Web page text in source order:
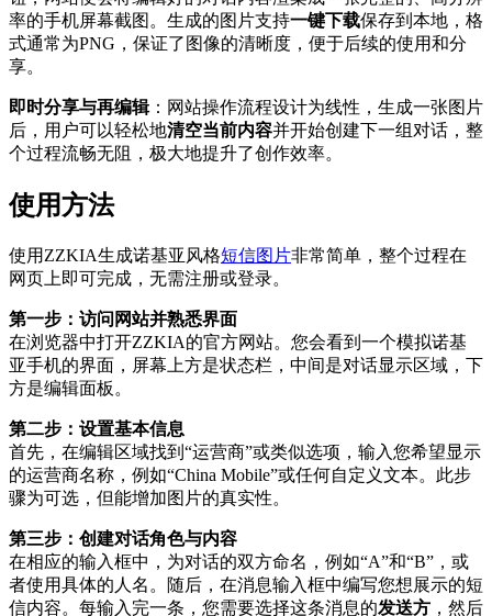
率的手机屏幕截图。生成的图片支持一键下载保存到本地，格
式通常为PNG，保证了图像的清晰度，便于后续的使用和分
享。
即时分享与再编辑：网站操作流程设计为线性，生成一张图片
后，用户可以轻松地清空当前内容并开始创建下一组对话，整
个过程流畅无阻，极大地提升了创作效率。
使用方法
使用ZZKIA生成诺基亚风格短信图片非常简单，整个过程在
网页上即可完成，无需注册或登录。
第一步：访问网站并熟悉界面
在浏览器中打开ZZKIA的官方网站。您会看到一个模拟诺基
亚手机的界面，屏幕上方是状态栏，中间是对话显示区域，下
方是编辑面板。
第二步：设置基本信息
首先，在编辑区域找到“运营商”或类似选项，输入您希望显示
的运营商名称，例如“China Mobile”或任何自定义文本。此步
骤为可选，但能增加图片的真实性。
第三步：创建对话角色与内容
在相应的输入框中，为对话的双方命名，例如“A”和“B”，或
者使用具体的人名。随后，在消息输入框中编写您想展示的短
信内容。每输入完一条，您需要选择这条消息的发送方 ，然后